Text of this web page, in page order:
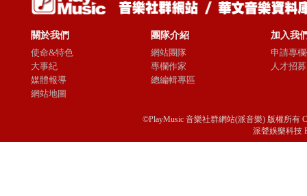
關於我們
使命&特色
大事紀
媒體報導
網站地圖
團隊介紹
網站團隊
專欄作家
總編輯專區
加入我
申請專
人才招募
©PlayMusic 音樂社群網站(派音樂) 版權所有
派聲娛樂科技